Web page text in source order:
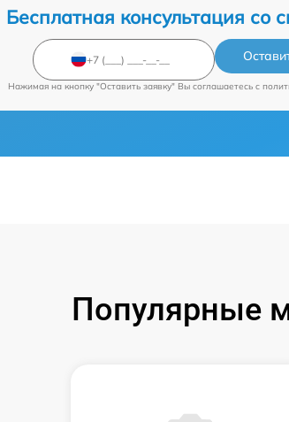
Бесплатная консультация со
Нажимая на кнопку "Оставить заявку" Вы соглашаетесь c
Популярные